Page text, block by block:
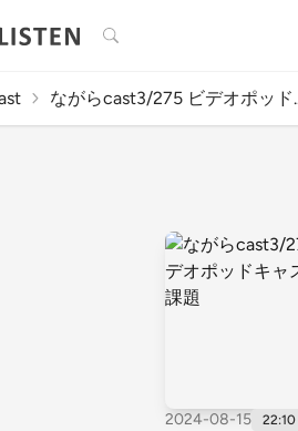
検索
ながらcast3/275 ビデオポッド
2024-08-15 22:10